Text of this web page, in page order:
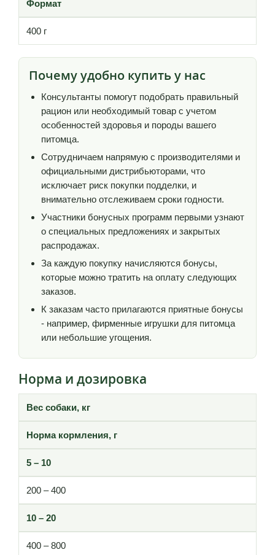
Формат
400 г
Почему удобно купить у нас
Консультанты помогут подобрать правильный
рацион или необходимый товар с учетом
особенностей здоровья и породы вашего
питомца.
Сотрудничаем напрямую с производителями и
официальными дистрибьюторами, что
исключает риск покупки подделки, и
внимательно отслеживаем сроки годности.
Участники бонусных программ первыми узнают
о специальных предложениях и закрытых
распродажах.
За каждую покупку начисляются бонусы,
которые можно тратить на оплату следующих
заказов.
К заказам часто прилагаются приятные бонусы
- например, фирменные игрушки для питомца
или небольшие угощения.
Норма и дозировка
Вес собаки, кг
Норма кормления, г
5 – 10
200 – 400
10 – 20
400 – 800